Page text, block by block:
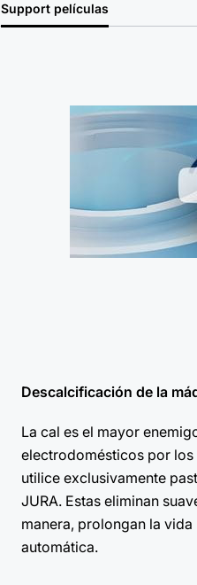
Support películas
Descalcificación de la
La cal es el mayor
electrodomésticos por los
utilice exclusivamente
JURA. Estas eliminan
manera, prolongan la
automática.